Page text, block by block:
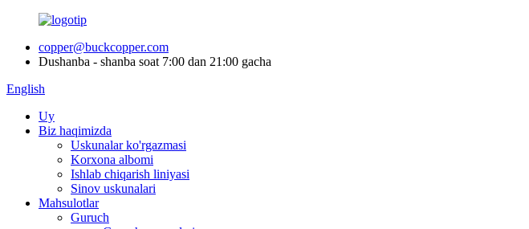
copper@buckcopper.com
Dushanba - shanba soat 7:00 dan 21:00 gacha
English
Uy
Biz haqimizda
Uskunalar ko'rgazmasi
Korxona albomi
Ishlab chiqarish liniyasi
Sinov uskunalari
Mahsulotlar
Guruch